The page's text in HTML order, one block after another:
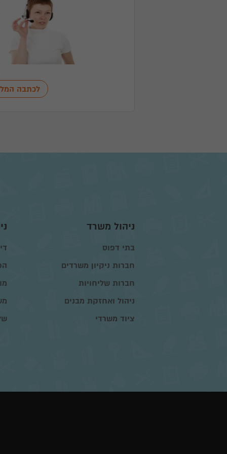
לכתבה
ניהול משרד
בתי דפוס
חברות ניקיון משרדים
חברות שליחויות
ניהול ואחזקת מבנים
ציוד משרדי